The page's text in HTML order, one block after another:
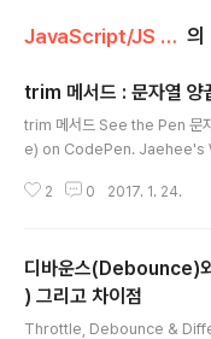
JavaScript/JS 활용 & etc.. 의
trim 메서드 : 문자열 양
trim 메서드 See the Pen 문
e) on CodePen. Jaehee's
2 0 2017. 1. 24.
디바운스(Debounce)
) 그리고 차이점
Throttle, Debounce &